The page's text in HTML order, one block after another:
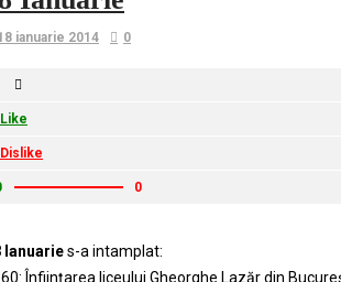
ianuarie 2014 0
Like
Dislike
0
Ianuaries-a intamplat:
Înființarea liceului Gheorghe Lazăr din